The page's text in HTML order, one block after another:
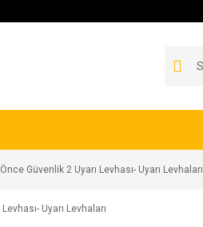
Önce Güvenlik 2 Uyarı Levhası- Uyarı Levhaları